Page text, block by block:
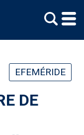
EFEMÉRIDE
DE